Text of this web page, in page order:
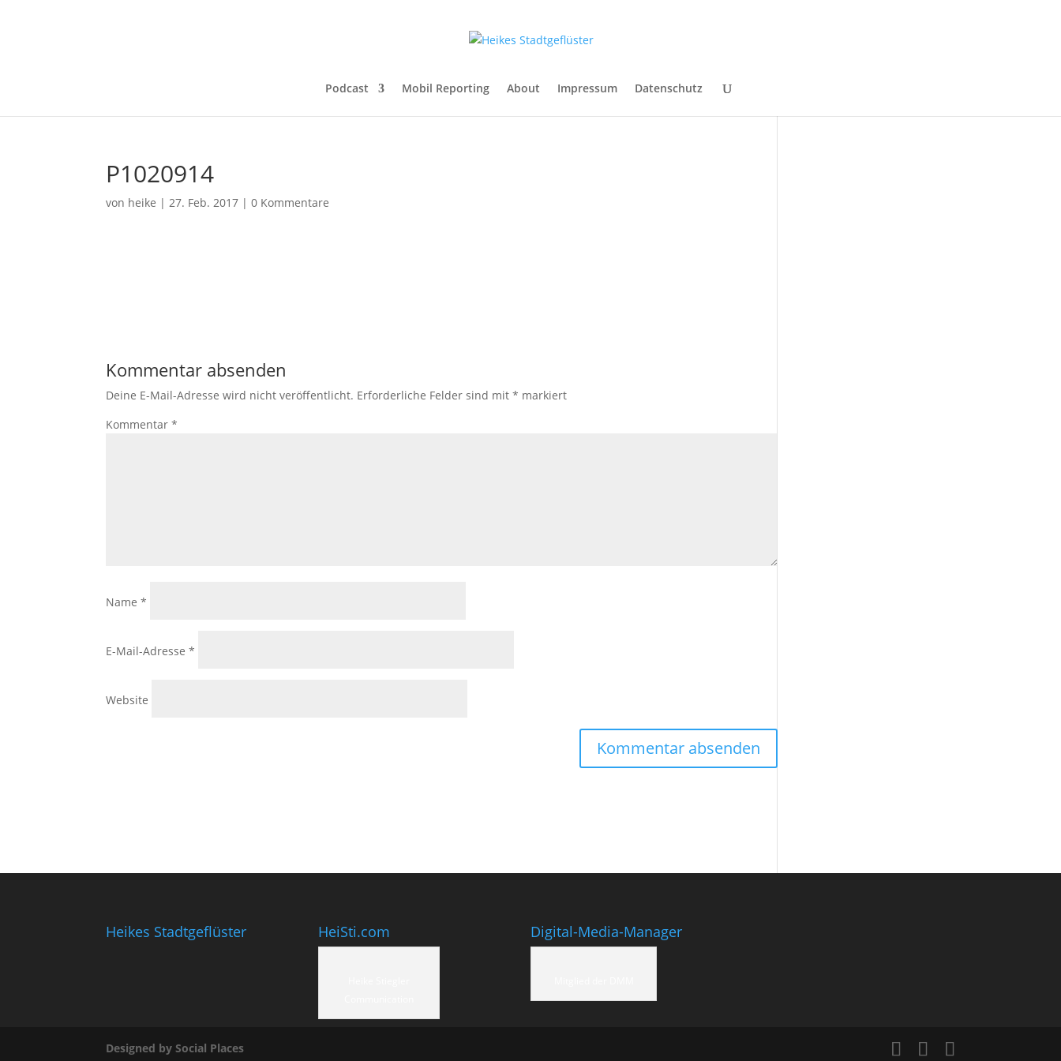
Podcast Mobil Reporting About Impressum Datenschutz
P1020914
von heike |27. Feb. 2017 |0 Kommentare
Kommentar absenden
Deine E-Mail-Adresse wird nicht veröffentlicht. Erforderliche Felder sind mit* markiert
Kommentar*
Name*
E-Mail-Adresse*
Website
Heikes Stadtgeflüster HeiSti.com Digital-Media-Manager
Designed by Social Places